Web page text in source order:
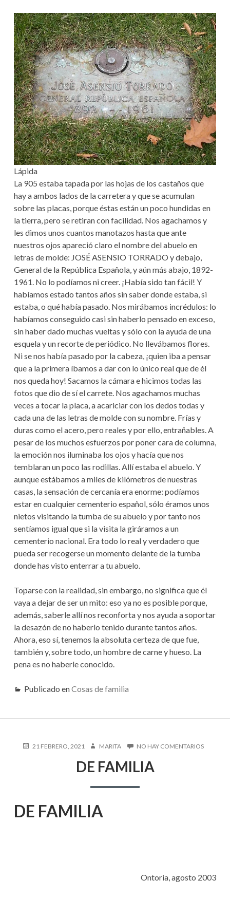
Lápida
La 905 estaba tapada por las hojas de los castaños que
hay a ambos lados de la carretera y que se acumulan
sobre las placas, porque éstas están un poco hundidas en
la tierra, pero se retiran con facilidad. Nos agachamos y
les dimos unos cuantos manotazos hasta que ante
nuestros ojos apareció claro el nombre del abuelo en
letras de molde: JOSÉ ASENSIO TORRADO y debajo,
General de la República Española, y aún más abajo, 1892-
1961. No lo podíamos ni creer. ¡Había sido tan fácil! Y
habíamos estado tantos años sin saber donde estaba, si
estaba, o qué había pasado. Nos mirábamos incrédulos: lo
habíamos conseguido casi sin haberlo pensado en exceso,
sin haber dado muchas vueltas y sólo con la ayuda de una
esquela y un recorte de periódico. No llevábamos flores.
Ni se nos había pasado por la cabeza, ¡quien iba a pensar
que a la primera íbamos a dar con lo único real que de él
nos queda hoy! Sacamos la cámara e hicimos todas las
fotos que dio de sí el carrete. Nos agachamos muchas
veces a tocar la placa, a acariciar con los dedos todas y
cada una de las letras de molde con su nombre. Frías y
duras como el acero, pero reales y por ello, entrañables. A
pesar de los muchos esfuerzos por poner cara de columna,
la emoción nos iluminaba los ojos y hacía que nos
temblaran un poco las rodillas. Allí estaba el abuelo. Y
aunque estábamos a miles de kilómetros de nuestras
casas, la sensación de cercanía era enorme: podíamos
estar en cualquier cementerio español, sólo éramos unos
nietos visitando la tumba de su abuelo y por tanto nos
sentíamos igual que si la visita la giráramos a un
cementerio nacional. Era todo lo real y verdadero que
pueda ser recogerse un momento delante de la tumba
donde has visto enterrar a tu abuelo.
Toparse con la realidad, sin embargo, no significa que él
vaya a dejar de ser un mito: eso ya no es posible porque,
además, saberle allí nos reconforta y nos ayuda a soportar
la desazón de no haberlo tenido durante tantos años.
Ahora, eso sí, tenemos la absoluta certeza de que fue,
también y, sobre todo, un hombre de carne y hueso. La
pena es no haberle conocido.
Publicado enCosas de familia
PUBLICADO
21 FEBRERO, 2021 AUTORMARITA NO HAY COMENTARIOSEN
DE FAMILIA
DE FAMILIA
Ontoria, agosto 2003